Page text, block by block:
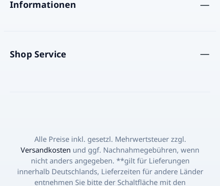
Informationen
Shop Service
Alle Preise inkl. gesetzl. Mehrwertsteuer zzgl.
Versandkosten und ggf. Nachnahmegebühren, wenn
nicht anders angegeben. **gilt für Lieferungen
innerhalb Deutschlands, Lieferzeiten für andere Länder
entnehmen Sie bitte der Schaltfläche mit den